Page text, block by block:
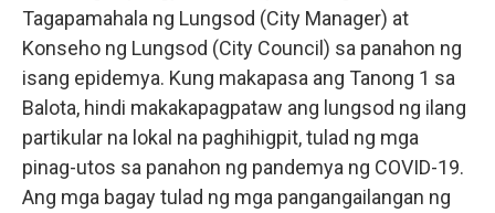
Tagapamahala ng Lungsod (City Manager) at
Konseho ng Lungsod (City Council) sa panahon ng
isang epidemya. Kung makapasa ang Tanong 1 sa
Balota, hindi makakapagpataw ang lungsod ng ilang
partikular na lokal na paghihigpit, tulad ng mga
pinag-utos sa panahon ng pandemya ng COVID-19.
Ang mga bagay tulad ng mga pangangailangan ng